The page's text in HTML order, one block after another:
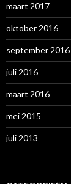
maart 2017
oktober 2016
september 2016
juli 2016
maart 2016
mei 2015
juli 2013